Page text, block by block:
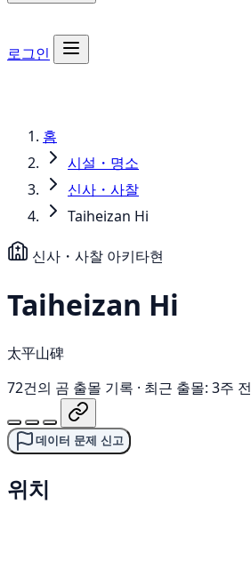
로그인
홈
시설・명소
신사・사찰
Taiheizan Hi
신사・사찰 아키타현
Taiheizan Hi
太平山碑
72건의 곰 출몰 기록 · 최근 출몰: 3주 전
데이터 문제 신고
위치